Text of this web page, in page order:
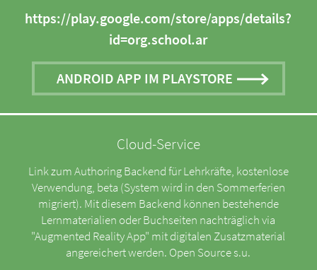
https://play.google.com/store/apps/details?
id=org.school.ar
ANDROID APP IM PLAYSTORE
Cloud-Service
Link zum Authoring Backend für Lehrkräfte, kostenlose
Verwendung, beta (System wird in den Sommerferien
migriert). Mit diesem Backend können bestehende
Lernmaterialien oder Buchseiten nachträglich via
"Augmented Reality App" mit digitalen Zusatzmaterial
angereichert werden. Open Source s.u.